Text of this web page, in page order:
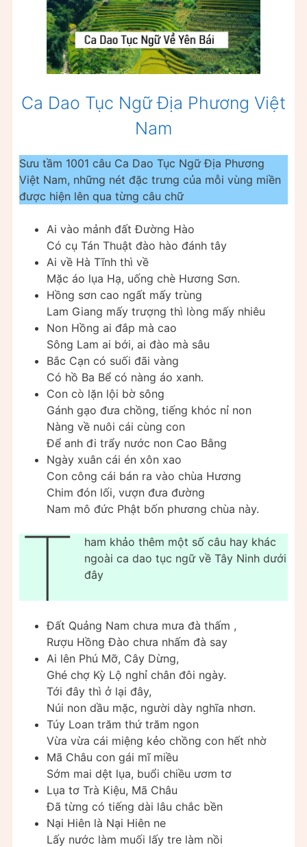
Ca Dao Tục Ngữ Địa Phương Việt
Nam
Sưu tầm 1001 câu Ca Dao Tục Ngữ Địa Phương
Việt Nam, những nét đặc trưng của mỗi vùng miền
được hiện lên qua từng câu chữ
Ai vào mảnh đất Đường Hào
Có cụ Tán Thuật đào hào đánh tây
Ai về Hà Tĩnh thì về
Mặc áo lụa Hạ, uống chè Hương Sơn.
Hồng sơn cao ngất mấy trùng
Lam Giang mấy trượng thì lòng mấy nhiêu
Non Hồng ai đắp mà cao
Sông Lam ai bới, ai đào mà sâu
Bắc Cạn có suối đãi vàng
Có hồ Ba Bể có nàng áo xanh.
Con cò lặn lội bờ sông
Gánh gạo đưa chồng, tiếng khóc nỉ non
Nàng về nuôi cái cùng con
Để anh đi trẩy nước non Cao Bằng
Ngày xuân cái én xôn xao
Con công cái bán ra vào chùa Hương
Chim đón lối, vượn đưa đường
Nam mô đức Phật bốn phương chùa này.
T
ham khảo thêm một số câu hay khác
ngoài ca dao tục ngữ về Tây Ninh dưới
đây
Đất Quảng Nam chưa mưa đà thấm ,
Rượu Hồng Đào chưa nhấm đà say
Ai lên Phú Mỡ, Cây Dừng,
Ghé chợ Kỳ Lộ nghỉ chân đôi ngày.
Tới đây thì ở lại đây,
Núi non dầu mặc, người dày nghĩa nhơn.
Túy Loan trăm thứ trăm ngon
Vừa vừa cái miệng kẻo chồng con hết nhờ
Mã Châu con gái mĩ miều
Sớm mai dệt lụa, buổi chiều ươm tơ
Lụa tơ Trà Kiệu, Mã Châu
Đã từng có tiếng dài lâu chắc bền
Nại Hiên là Nại Hiên ne
Lấy nước làm muối lấy tre làm nồi